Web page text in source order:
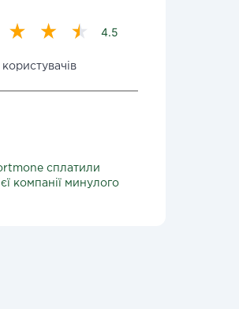
4.5
сплатили
компанії минулого